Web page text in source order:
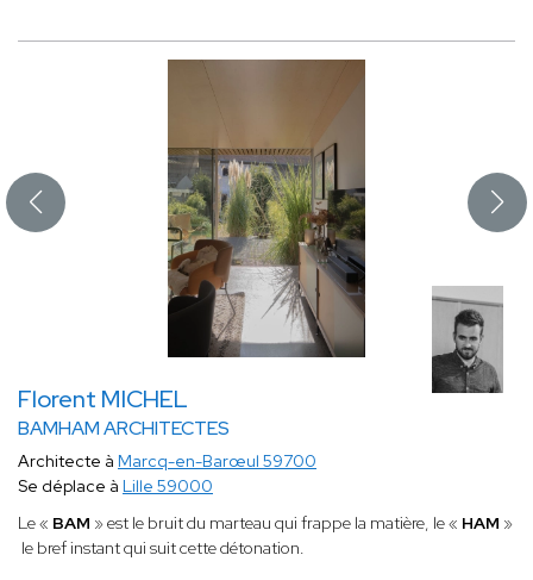
Florent MICHEL
BAMHAM ARCHITECTES
Architecte à Marcq-en-Barœul 59700
Se déplace à Lille 59000
Le « BAM » est le bruit du marteau qui frappe la matière, le « HAM »
le bref instant qui suit cette détonation.